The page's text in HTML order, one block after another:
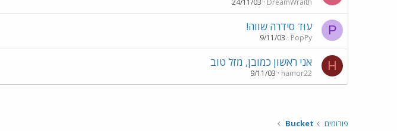
DreamWraith
24/11/03
P עוד סידרה שווה!
PopPy
9/11/03
H אני ראשון כמובן, מזל טוב
hamor22
9/11/03
פורומים Bucket